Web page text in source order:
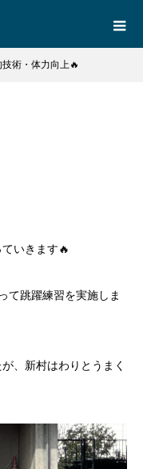
術・体力向上🔥
いきます🔥
て跳躍練習を実施しま
、新村はわりとうまく